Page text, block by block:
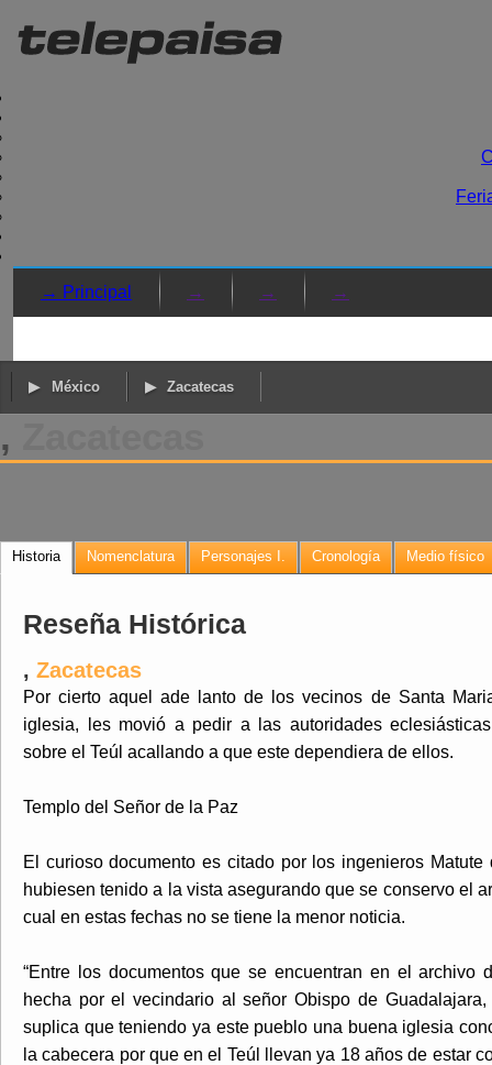
→ Principal → → →
México Zacatecas
,
Historia Nomenclatura Personajes I. Cronología Medio físico
Reseña Histórica
, Zacatecas
Por cierto aquel ade lanto de los vecinos de Santa
iglesia, les movió a pedir a las autoridades
sobre el Teúl acallando a que este dependiera de ellos.
Templo del Señor de la Paz
El curioso documento es citado por los ingenieros
hubiesen tenido a la vista asegurando que se conservo el
cual en estas fechas no se tiene la menor noticia.
“Entre los documentos que se encuentran en el archivo
hecha por el vecindario al señor Obispo de
suplica que teniendo ya este pueblo una buena iglesia
la cabecera por que en el Teúl llevan ya 18 años de estar